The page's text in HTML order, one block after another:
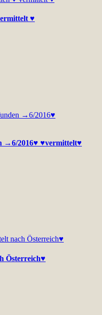
♥
→6/2016♥ ♥vermittelt♥
Österreich♥